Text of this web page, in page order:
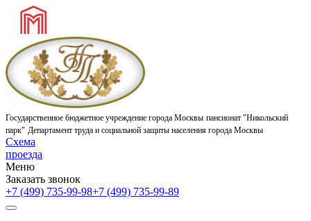
Государственное бюджетное учреждение города Москвы пансионат "Никольский
парк" Департамент труда и социальной защиты населения города Москвы
Схема
проезда
Меню
Заказать звонок
+7 (499) 735-99-98+7 (499) 735-99-89